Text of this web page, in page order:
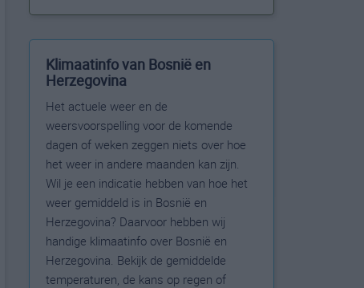
Klimaatinfo van Bosnië en
Herzegovina
Het actuele weer en de
weersvoorspelling voor de komende
dagen of weken zeggen niets over hoe
het weer in andere maanden kan zijn.
Wil je een indicatie hebben van hoe het
weer gemiddeld is in Bosnië en
Herzegovina? Daarvoor hebben wij
handige klimaatinfo over Bosnië en
Herzegovina. Bekijk de gemiddelde
temperaturen, de kans op regen of